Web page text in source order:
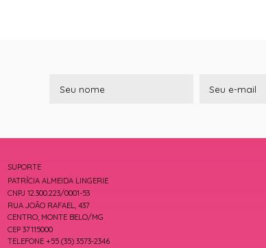
SUPORTE
PATRÍCIA ALMEIDA LINGERIE
CNPJ 12.300.223/0001-53
RUA JOÃO RAFAEL, 437
CENTRO, MONTE BELO/MG
CEP 37115000
TELEFONE +55 (35) 3573-2346